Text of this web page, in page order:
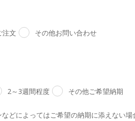
注文 その他お問い合わせ
2～3週間程度 その他ご希望納期
どによってはご希望の納期に添えない